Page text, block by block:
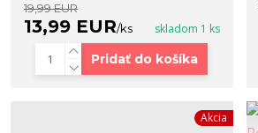
19,99 EUR
13,99 EUR/ks skladom 1 ks
Pridať do košíka
Akcia